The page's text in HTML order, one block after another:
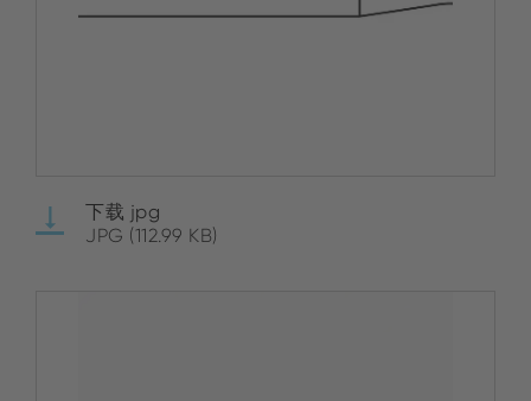
下载 jpg
JPG (112.99 KB)